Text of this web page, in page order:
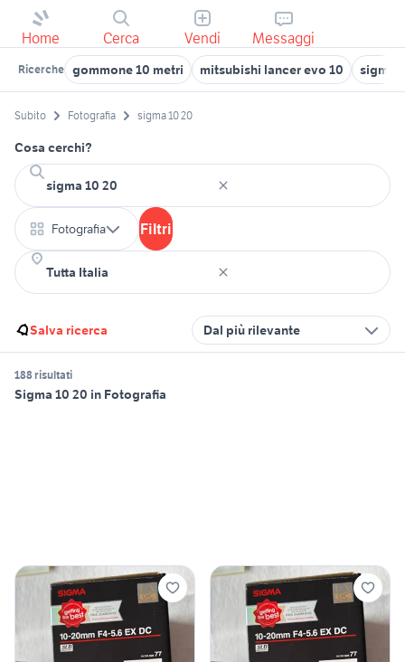
Home Cerca Vendi Messaggi
Ricerche gommone 10 metri mitsubishi lancer evo 10 sigma
Subito Fotografia sigma 10 20
Cosa cerchi?
Fotografia Filtri
Salva ricerca Dal più rilevante
188 risultati
Sigma 10 20 in Fotografia